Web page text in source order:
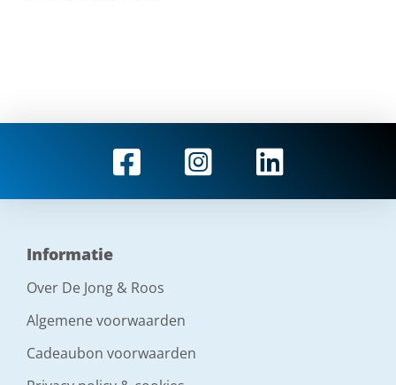
Informatie
Over De Jong & Roos
Algemene voorwaarden
Cadeaubon voorwaarden